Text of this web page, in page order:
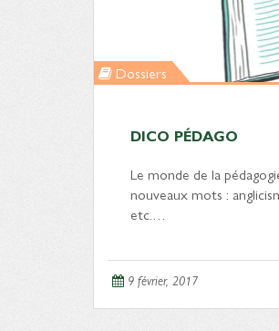
Dossiers
DICO PÉDAGO
Le monde de la
nouveaux mots :
etc.…
9 février, 2017